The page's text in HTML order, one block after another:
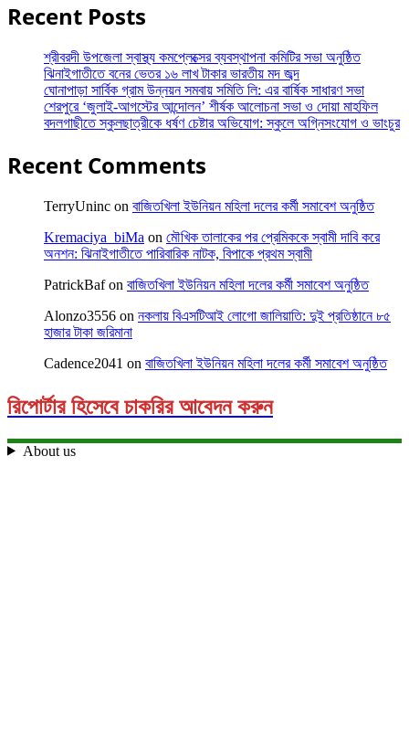
Recent Posts
শ্রীবরদী উপজেলা স্বাস্থ্য কমপ্লেক্সের ব্যবস্থাপনা কমিটির সভা অনুষ্ঠিত
ঝিনাইগাতীতে বনের ভেতর ১৬ লাখ টাকার ভারতীয় মদ জব্দ
ঘোনাপাড়া সার্বিক গ্রাম উন্নয়ন সমবায় সমিতি লি: এর বার্ষিক সাধারণ সভা
শেরপুরে ‘জুলাই-আগস্টের আন্দোলন’ শীর্ষক আলোচনা সভা ও দোয়া মাহফিল
বদলগাছীতে স্কুলছাত্রীকে ধর্ষণ চেষ্টার অভিযোগ: স্কুলে অগ্নিসংযোগ ও ভাংচুর
Recent Comments
TerryUninc on বাজিতখিলা ইউনিয়ন মহিলা দলের কর্মী সমাবেশ অনুষ্ঠিত
Kremaciya_biMa on মৌখিক তালাকের পর প্রেমিককে স্বামী দাবি করে
অনশন: ঝিনাইগাতীতে পারিবারিক নাটক, বিপাকে প্রথম স্বামী
PatrickBafon বাজিতখিলা ইউনিয়ন মহিলা দলের কর্মী সমাবেশ অনুষ্ঠিত
Alonzo3556 on নকলায় বিএসটিআই লোগো জালিয়াতি: দুই প্রতিষ্ঠানে ৮৫
হাজার টাকা জরিমানা
Cadence2041 on বাজিতখিলা ইউনিয়ন মহিলা দলের কর্মী সমাবেশ অনুষ্ঠিত
রিপোর্টার হিসেবে চাকরির আবেদন করুন
About us